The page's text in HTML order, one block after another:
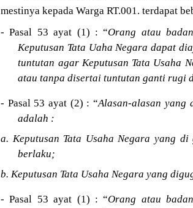
mestinya kepada Warga RT.001. terdapat
- Pasal 53 ayat (1) : “Orang atau
Keputusan Tata Uaha Negara dapat
tuntutan agar Keputusan Tata Usaha
atau tanpa disertai tuntutan ganti rugi
- Pasal 53 ayat (2) : “Alasan-alasan yang
adalah :
a. Keputusan Tata Usaha Negara yang
berlaku;
b. Keputusan Tata Usaha Negara yang
- Pasal 53 ayat (1) : “Orang atau